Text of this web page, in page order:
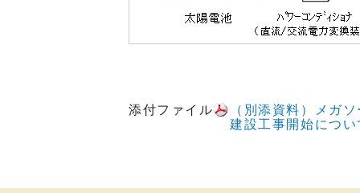
添付ファイル
（別添資料）メガ
建設工事開始につい